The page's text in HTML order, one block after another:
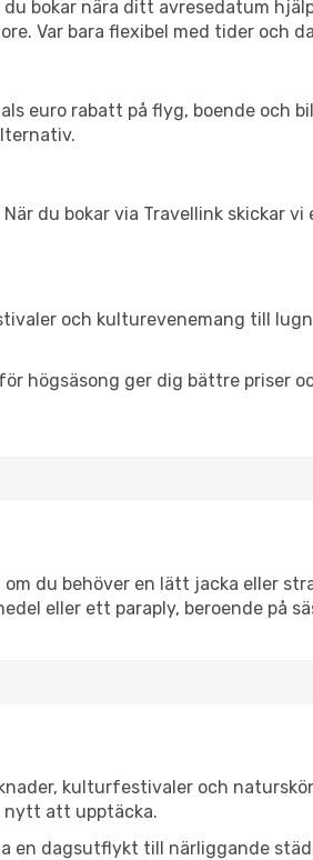
bokar nära ditt avresedatum
Var bara flexibel med tider och
euro rabatt på flyg, boende och
du bokar via Travellink skickar
och kulturevenemang till
högsäsong ger dig bättre priser
du behöver en lätt jacka eller
eller ett paraply, beroende på
kulturfestivaler och
nytt att upptäcka.
en dagsutflykt till närliggande